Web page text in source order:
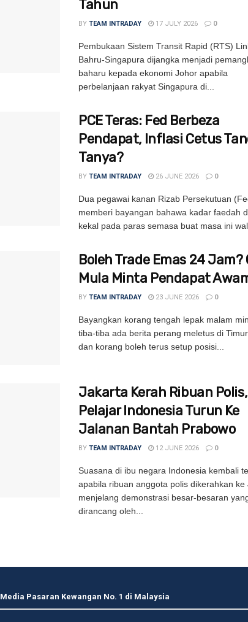
Tahun
BY TEAM INTRADAY 17 JULY 2026 0
Pembukaan Sistem Transit Rapid (RTS)
Bahru-Singapura dijangka menjadi
baharu kepada ekonomi Johor apabila
perbelanjaan rakyat Singapura di...
PCE Teras: Fed Berbeza
Pendapat, Inflasi Cetus
Tanya?
BY TEAM INTRADAY 26 JUNE 2026 0
Dua pegawai kanan Rizab Persekutuan
memberi bayangan bahawa kadar faedah
kekal pada paras semasa buat masa ini
Boleh Trade Emas 24 Jam?
Mula Minta Pendapat
BY TEAM INTRADAY 23 JUNE 2026 0
Bayangkan korang tengah lepak malam
tiba-tiba ada berita perang meletus di
dan korang boleh terus setup posisi...
Jakarta Kerah Ribuan Polis,
Pelajar Indonesia Turun Ke
Jalanan Bantah Prabowo
BY TEAM INTRADAY 12 JUNE 2026 0
Suasana di ibu negara Indonesia kembali
apabila ribuan anggota polis dikerahkan ke
menjelang demonstrasi besar-besaran
dirancang oleh...
Media Pasaran Kewangan No. 1 di Malaysia